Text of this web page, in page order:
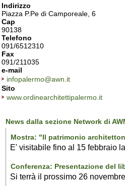
Indirizzo
Piazza P.Pe di Camporeale, 6
Cap
90138
Telefono
091/6512310
Fax
091/211035
e-mail
infopalermo@awn.it
Sito
www.ordinearchitettipalermo.it
News dalla sezione Network di
Mostra: "Il patrimonio
E' visitabile fino al 15 febbraio
Conferenza: Presentazione del
Si terrà il prossimo 26